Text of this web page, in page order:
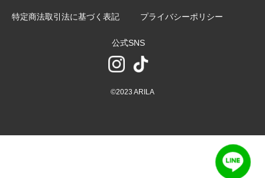
特定商法取引法に基づく表記 プライバシーポリシー
公式SNS
©2023 ARILA